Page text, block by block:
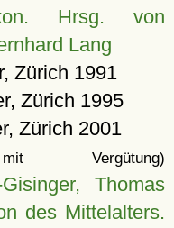
Hrsg. von
Lang
Zürich 1991
Zürich 1995
Zürich 2001
Vergütung)
Thomas
des Mittelalters.